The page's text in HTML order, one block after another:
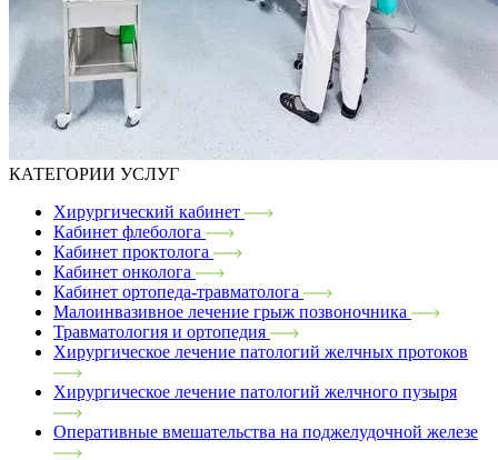
КАТЕГОРИИ УСЛУГ
Хирургический кабинет
Кабинет флеболога
Кабинет проктолога
Кабинет онколога
Кабинет ортопеда-травматолога
Малоинвазивное лечение грыж позвоночника
Травматология и ортопедия
Хирургическое лечение патологий желчных протоков
Хирургическое лечение патологий желчного пузыря
Оперативные вмешательства на поджелудочной железе